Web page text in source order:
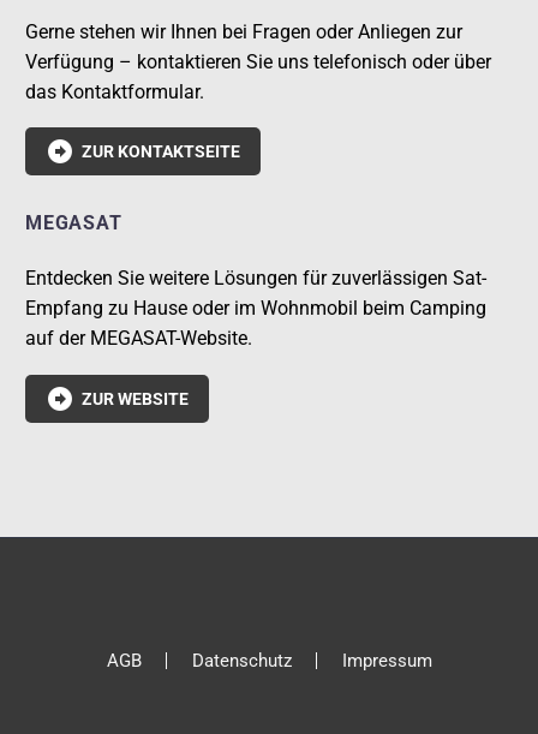
Gerne stehen wir Ihnen bei Fragen oder Anliegen zur
Verfügung – kontaktieren Sie uns telefonisch oder über
das Kontaktformular.
 ZUR KONTAKTSEITE
MEGASAT
Entdecken Sie weitere Lösungen für zuverlässigen Sat-
Empfang zu Hause oder im Wohnmobil beim Camping
auf der MEGASAT-Website.
 ZUR WEBSITE
AGB Datenschutz Impressum